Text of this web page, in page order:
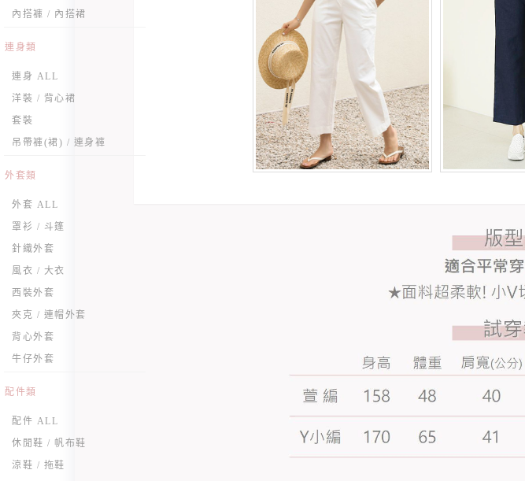
內搭褲 / 內搭裙
連身類
連身 ALL
洋裝 / 背心裙
套裝
吊帶褲(裙) / 連身褲
外套類
外套 ALL
罩衫 / 斗篷
針織外套
風衣 / 大衣
西裝外套
夾克 / 連帽外套
背心外套
牛仔外套
配件類
配件 ALL
休閒鞋 / 帆布鞋
涼鞋 / 拖鞋